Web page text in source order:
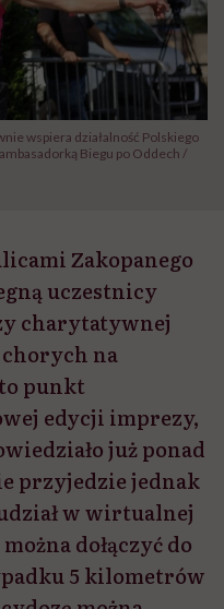
wspiera działalność Polskiego
Biegu po Oddech /
Zakopanego
uczestnicy
charytatywnej
na
punkt
edycji imprezy,
już ponad
przyjedzie jednak
w wirtualnej
dołączyć do
5 kilometrów